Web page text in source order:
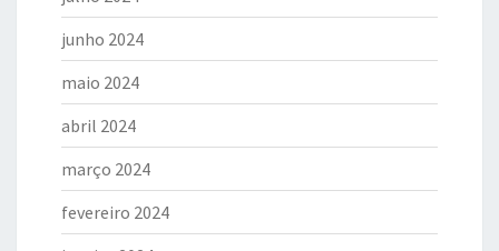
junho 2024
maio 2024
abril 2024
março 2024
fevereiro 2024